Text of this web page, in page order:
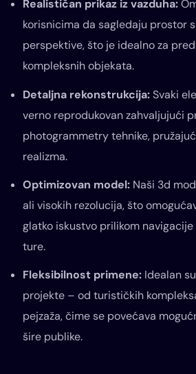
Realističan prikaz iz vazduha:
korisnicima da sagledaju prostor
perspektive, što je idealno za
kompleksnih objekata.
Detaljna rekonstrukcija:Svaki
verno reprodukovan zahvaljujući
photogrammetry tehnike,
realizma.
Optimizovan model:Naši 3d
ali visokih rezolucija, što
glatko iskustvo prilikom
ture.
Fleksibilnost primene:Idealan
projekte – od turističkih
pejzaža, čime se povećava
šire publike.